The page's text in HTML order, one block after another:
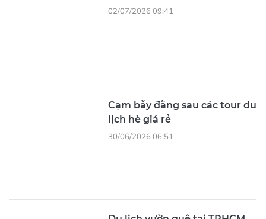
02/07/2026 09:41
Cạm bẫy đằng sau các tour du
lịch hè giá rẻ
30/06/2026 06:51